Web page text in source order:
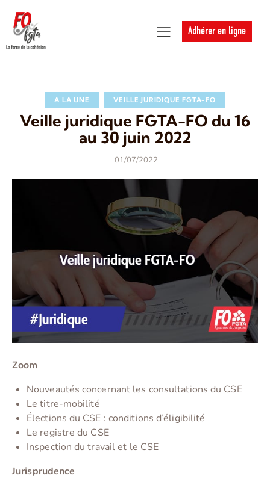
Adhérer en ligne
A LA UNE VEILLE JURIDIQUE FGTA-FO
Veille juridique FGTA-FO du 16
au 30 juin 2022
01/07/2022
Zoom
Nouveautés concernant les consultations du CSE
Le titre-mobilité
Élections du CSE : conditions d’éligibilité
Le registre du CSE
Inspection du travail et le CSE
Jurisprudence